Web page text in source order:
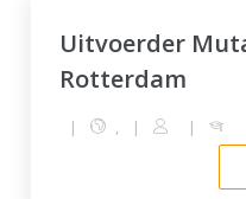
Uitvoerder
Rotterdam
| , | |